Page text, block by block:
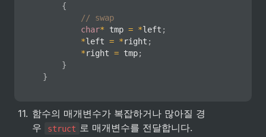
{
// swap
char* tmp = *left ;
*left = *right ;
*right = tmp;
}
}
11. 함수의 매개변수가 복잡하거나 많아질 경
우
struct 로 매개변수를 전달합니다.